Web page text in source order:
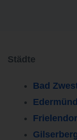
Städte
Bad